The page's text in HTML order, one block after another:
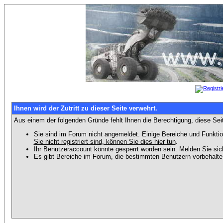
Ihnen wird der Zutritt zu dieser Seite verwehrt.
Aus einem der folgenden Gründe fehlt Ihnen die Berechtigung, diese
Sie sind im Forum nicht angemeldet. Einige Bereiche und
Sie nicht registriert sind, können Sie dies hier tun.
Ihr Benutzeraccount könnte gesperrt worden sein. Melden Sie
Es gibt Bereiche im Forum, die bestimmten Benutzern